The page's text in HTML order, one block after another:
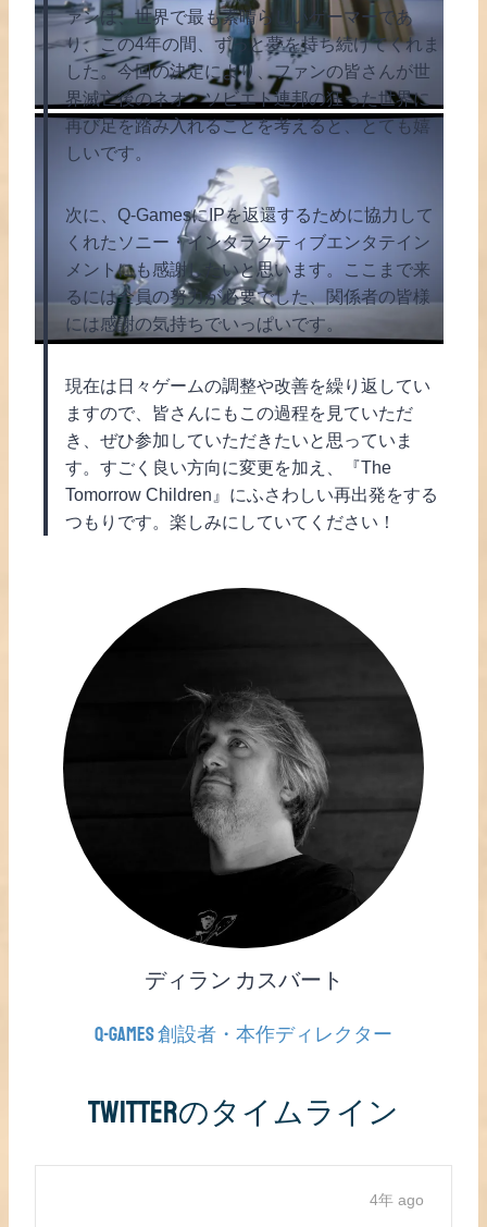
ァンは、世界で最も素晴らしいゲーマーであ
り、この4年の間、ずっと夢を持ち続けてくれま
した。今回の決定により、ファンの皆さんが世
界滅亡後のネオ・ソビエト連邦の狂った世界に
再び足を踏み入れることを考えると、とても嬉
しいです。
次に、Q-GamesにIPを返還するために協力して
くれたソニー・インタラクティブエンタテイン
メントにも感謝したいと思います。ここまで来
るには全員の努力が必要でした、関係者の皆様
には感謝の気持ちでいっぱいです。
現在は日々ゲームの調整や改善を繰り返してい
ますので、皆さんにもこの過程を見ていただ
き、ぜひ参加していただきたいと思っていま
す。すごく良い方向に変更を加え、『The
Tomorrow Children』にふさわしい再出発をする
つもりです。楽しみにしていてください！
ディラン カスバート
Q-Games 創設者・本作ディレクター
Twitterのタイムライン
4年 ago